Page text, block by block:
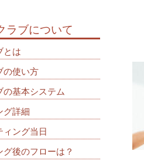
ラブについて
とは
の使い方
の基本システム
グ詳細
ィング当日
グ後のフローは？